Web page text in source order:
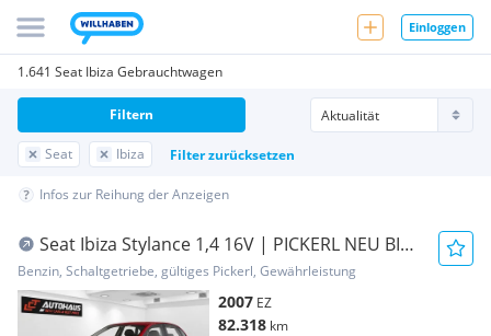
Einloggen
1.641 Seat Ibiza Gebrauchtwagen
Seat Ibiza Filter zurücksetzen
Filtern
Infos zur Reihung der Anzeigen
Seat Ibiza Stylance 1,4 16V | PICKERL NEU BIS
05/2027 |
Benzin, Schaltgetriebe, gültiges Pickerl, Gewährleistung
2007 EZ
82.318 km